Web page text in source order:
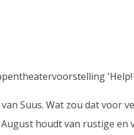
Suus. Wat zou dat voor
houdt van rustige en